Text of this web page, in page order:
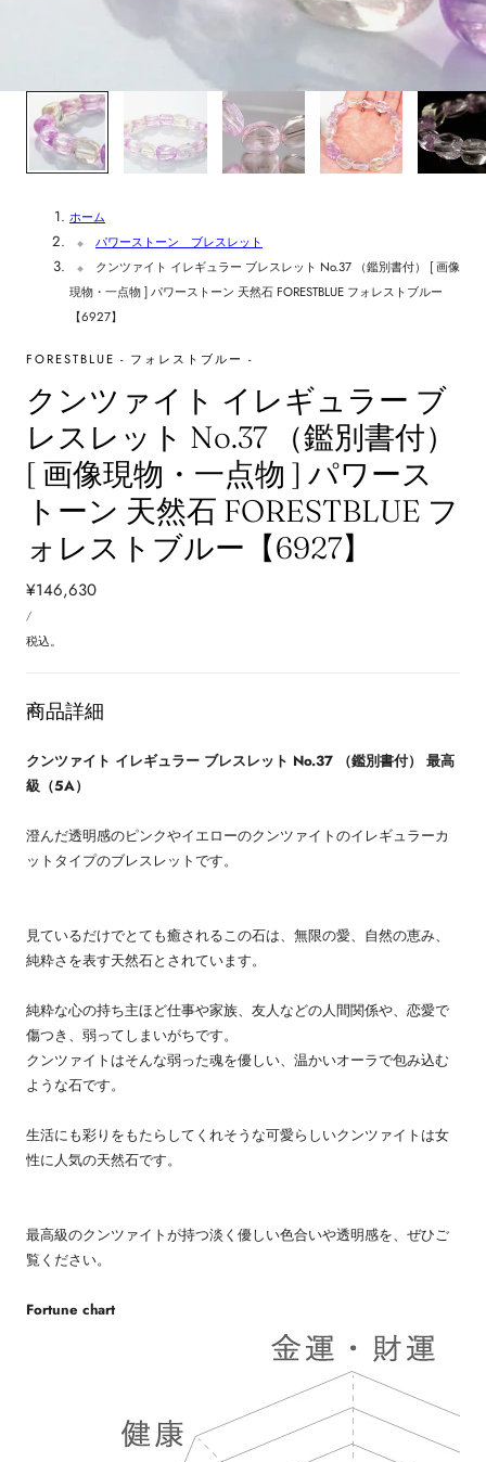
1
ホーム
パワーストーン ブレスレット
クンツァイト イレギュラー ブレスレット No.37 （鑑別書付） [ 画像
現物・一点物 ] パワーストーン 天然石 FORESTBLUE フォレストブルー
【6927】
FORESTBLUE - フォレストブルー -
クンツァイト イレギュラー ブ
レスレット No.37 （鑑別書付）
[ 画像現物・一点物 ] パワース
トーン 天然石 FORESTBLUE フ
ォレストブルー【6927】
通
常
価
¥146,630
単
価/あ
り
税込。
商品詳細
クンツァイト イレギュラー ブレスレット No.37 （鑑別書付） 最高
級（5A）
澄んだ透明感のピンクやイエローのクンツァイトのイレギュラーカ
ットタイプのブレスレットです。
見ているだけでとても癒されるこの石は、無限の愛、自然の恵み、
純粋さを表す天然石とされています。
純粋な心の持ち主ほど仕事や家族、友人などの人間関係や、恋愛で
傷つき、弱ってしまいがちです。
クンツァイトはそんな弱った魂を優しい、温かいオーラで包み込む
ような石です。
生活にも彩りをもたらしてくれそうな可愛らしいクンツァイトは女
性に人気の天然石です。
最高級のクンツァイトが持つ淡く優しい色合いや透明感を、ぜひご
覧ください。
Fortune chart